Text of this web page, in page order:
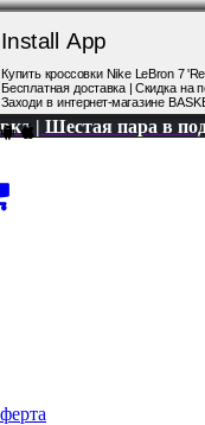
Install App
Купить кроссовки Nike LeBron 7
Бесплатная доставка | Скидка на
Заходи в интернет-магазине
| Шестая пара в